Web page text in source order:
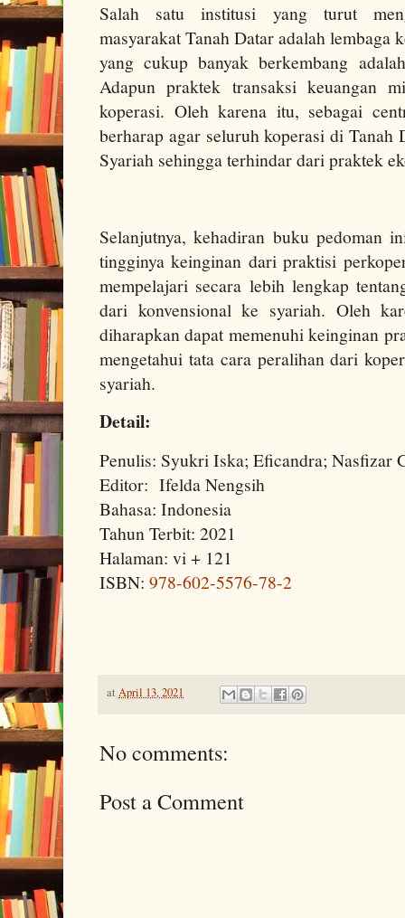
Salah satu institusi yang turut
masyarakat Tanah Datar adalah lembaga
yang cukup banyak berkembang
Adapun praktek transaksi keuangan
koperasi. Oleh karena itu, sebagai
berharap agar seluruh koperasi di Tanah
Syariah sehingga terhindar dari praktek
Selanjutnya, kehadiran buku pedoman
tingginya keinginan dari praktisi
mempelajari secara lebih lengkap
dari konvensional ke syariah. Oleh
diharapkan dapat memenuhi keinginan
mengetahui tata cara peralihan dari
syariah.
Detail:
Penulis: Syukri Iska; Eficandra; Nasfizar
Editor: Ifelda Nengsih
Bahasa: Indonesia
Tahun Terbit: 2021
Halaman: vi + 121
ISBN: 978-602-5576-78-2
at April 13, 2021
No comments:
Post a Comment